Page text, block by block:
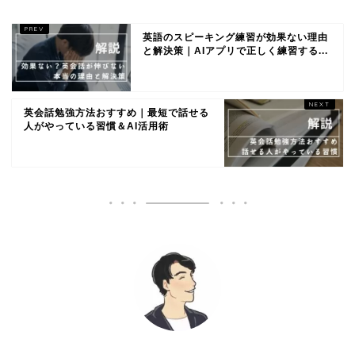
英語のスピーキング練習が効果ない理由
と解決策｜AIアプリで正しく練習する...
英会話勉強方法おすすめ｜最短で話せる
人がやっている習慣＆AI活用術